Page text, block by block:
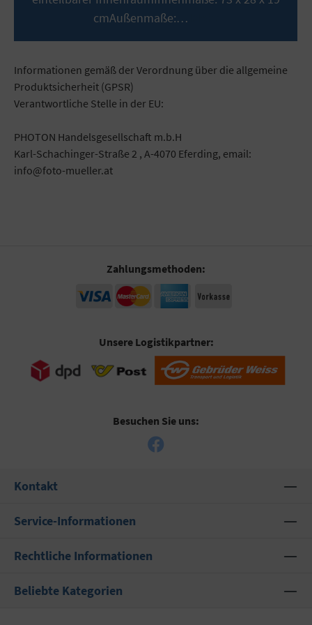
cmAußenmaße:…
Informationen gemäß der Verordnung über die allgemeine
Produktsicherheit (GPSR)
Verantwortliche Stelle in der EU:
PHOTON Handelsgesellschaft m.b.H
Karl-Schachinger-Straße 2 , A-4070 Eferding, email:
info@foto-mueller.at
Zahlungsmethoden:
Unsere Logistikpartner:
Besuchen Sie uns:
Kontakt
Service-Informationen
Rechtliche Informationen
Beliebte Kategorien